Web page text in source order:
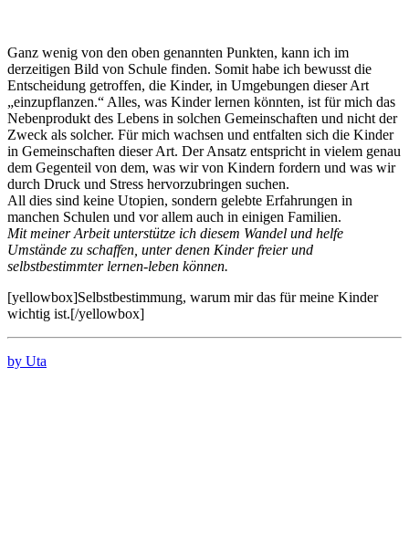
Ganz wenig von den oben genannten Punkten, kann ich im
derzeitigen Bild von Schule finden. Somit habe ich bewusst die
Entscheidung getroffen, die Kinder, in Umgebungen dieser Art
„einzupflanzen.“ Alles, was Kinder lernen könnten, ist für mich das
Nebenprodukt des Lebens in solchen Gemeinschaften und nicht der
Zweck als solcher. Für mich wachsen und entfalten sich die Kinder
in Gemeinschaften dieser Art. Der Ansatz entspricht in vielem genau
dem Gegenteil von dem, was wir von Kindern fordern und was wir
durch Druck und Stress hervorzubringen suchen.
All dies sind keine Utopien, sondern gelebte Erfahrungen in
manchen Schulen und vor allem auch in einigen Familien.
Mit meiner Arbeit unterstütze ich diesem Wandel und helfe
Umstände zu schaffen, unter denen Kinder freier und
selbstbestimmter lernen-leben können.
[yellowbox]Selbstbestimmung, warum mir das für meine Kinder
wichtig ist.[/yellowbox]
by Uta